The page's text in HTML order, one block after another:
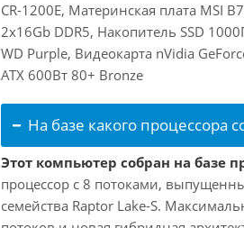
CR-1200E, Материнская плата MSI
2x16Gb DDR5, Накопитель SSD
WD Purple, Видеокарта nVidia
ATX 600Вт 80+ Bronze
На базе какого процессора
Этот компьютер собран на базе
процессор с 8 потоками,
семейства Raptor Lake-S.